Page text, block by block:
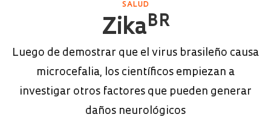
SALUD
ZikaBR
Luego de demostrar que el virus brasileño causa
microcefalia, los científicos empiezan a
investigar otros factores que pueden generar
daños neurológicos